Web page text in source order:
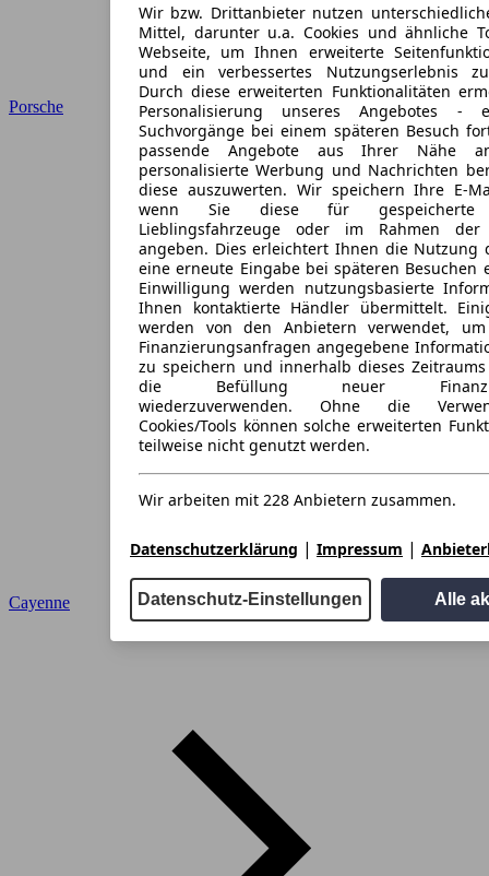
Porsche
Cayenne
Wir bzw. Drittanbieter nutzen
Mittel, darunter u.a. Cookies und ähnliche
Webseite, um Ihnen erweiterte
und ein verbessertes Nutzungserlebnis
Durch diese erweiterten Funktionalitäten
Personalisierung unseres Angebotes
Suchvorgänge bei einem späteren Besuch
passende Angebote aus Ihrer Nähe
personalisierte Werbung und Nachrichten
diese auszuwerten. Wir speichern Ihre E-
wenn Sie diese für gespeicherte
Lieblingsfahrzeuge oder im Rahmen der
angeben. Dies erleichtert Ihnen die Nutzung
eine erneute Eingabe bei späteren
Einwilligung werden nutzungsbasierte
Ihnen kontaktierte Händler übermittelt.
werden von den Anbietern verwendet,
Finanzierungsanfragen angegebene
zu speichern und innerhalb dieses
die Befüllung neuer
wiederzuverwenden. Ohne die
Cookies/Tools können solche erweiterten
teilweise nicht genutzt werden.
Wir arbeiten mit 228 Anbietern zusammen.
Datenschutzerklärung | Impressum |
Datenschutz-Einstellungen Alle